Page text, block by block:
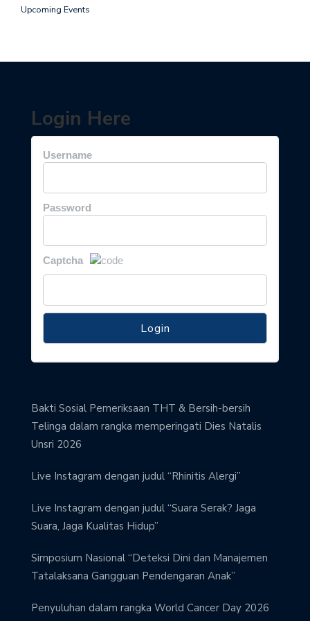
Upcoming Events
Login Here
Username
Password
Captcha
Bakti Sosial Pemeriksaan THT & Bersih-bersih
Telinga dalam rangka memperingati Dies Natalis
Unsri 2026
Live Instagram dengan judul “Rhinitis Alergi”
Live Instagram dengan judul “Suara Serak? Jaga
Suara, Jaga Kualitas Hidup”
Simposium Nasional “Deteksi Dini dan Manajemen
Tatalaksana Gangguan Pendengaran Anak”
Penyuluhan dalam rangka World Cancer Day 2026